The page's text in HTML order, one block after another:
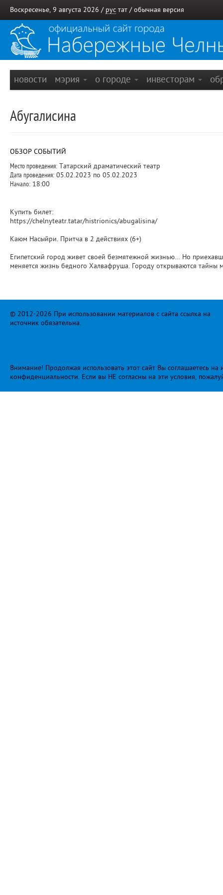
Воскресенье, 9 августа 2026 / рус тат / обычная версия
новости мэрия о городе инвесторам
Абугалисина
ОБЗОР СОБЫТИЙ
Место проведения: Татарский драматический театр
Дата проведения: 05.02.2023 по 05.02.2023
Начало: 18:00
Купить билет:
https://chelnyteatr.tatar/histrionics/abugalisina/
Каюм Насыйри. Притча в 2 действиях (6+)
Египетский город живет своей безмятежной жизнью… Но
меняется жизнь бедного Халвафруша. Городу открываются тайны
© 2012-2026 При использовании материалов с сайта ссылка на
источник обязательна.
Внимание! Продолжая использовать этот сайт Вы соглашаетесь
конфиденциальности. Если вы НЕ согласны на эти условия,